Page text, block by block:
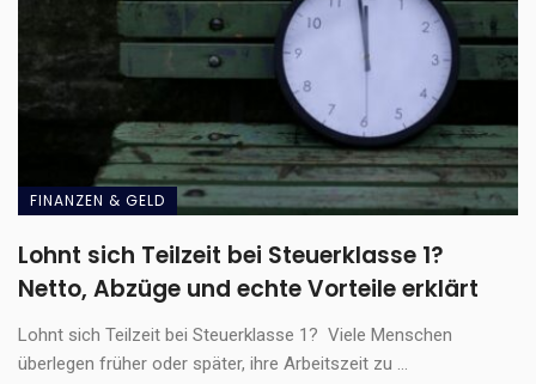
FINANZEN & GELD
Lohnt sich Teilzeit bei Steuerklasse 1?
Netto, Abzüge und echte Vorteile erklärt
Lohnt sich Teilzeit bei Steuerklasse 1? Viele Menschen
überlegen früher oder später, ihre Arbeitszeit zu ...